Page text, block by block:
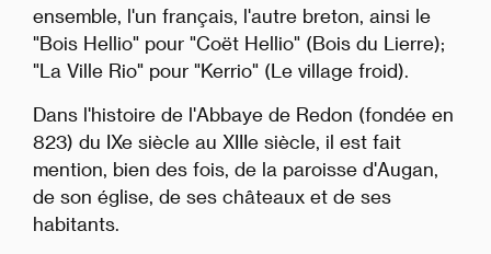
ensemble, l'un français, l'autre breton, ainsi le
"Bois Hellio" pour "Coët Hellio" (Bois du Lierre);
"La Ville Rio" pour "Kerrio" (Le village froid).
Dans l'histoire de l'Abbaye de Redon (fondée en
823) du IXe siècle au XIIIe siècle, il est fait
mention, bien des fois, de la paroisse d'Augan,
de son église, de ses châteaux et de ses
habitants.